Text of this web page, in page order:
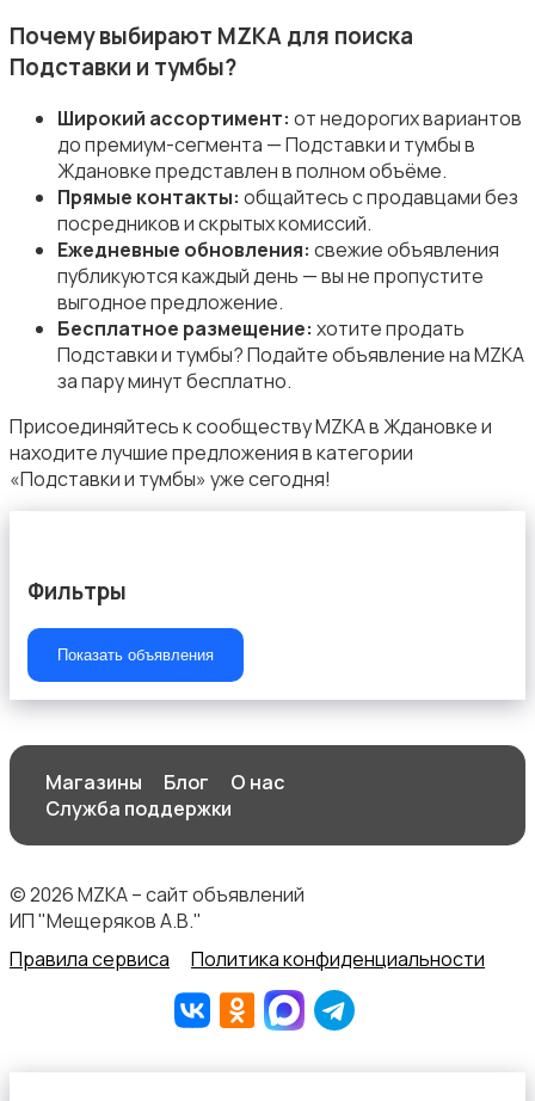
Сад и огород
Садовая мебель
Текстиль и ковры
Почему выбирают MZKA для поиска
Подставки и тумбы?
Широкий ассортимент: от недорогих вариантов
до премиум-сегмента — Подставки и тумбы в
Ждановке представлен в полном объёме.
Прямые контакты: общайтесь с продавцами без
посредников и скрытых комиссий.
Ежедневные обновления: свежие объявления
публикуются каждый день — вы не пропустите
выгодное предложение.
Бесплатное размещение: хотите продать
Подставки и тумбы? Подайте объявление на MZKA
за пару минут бесплатно.
Присоединяйтесь к сообществу MZKA в Ждановке и
находите лучшие предложения в категории
«Подставки и тумбы» уже сегодня!
Фильтры
Показать объявления
Магазины Блог
О нас
Служба поддержки
© 2026 MZKA – сайт объявлений
ИП "Мещеряков А.В."
Правила сервиса
Политика конфиденциальности